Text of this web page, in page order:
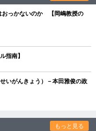
おっかないのか 【岡嶋教授の
指南】
いがんきょう）－本田雅俊の政
もっと見る